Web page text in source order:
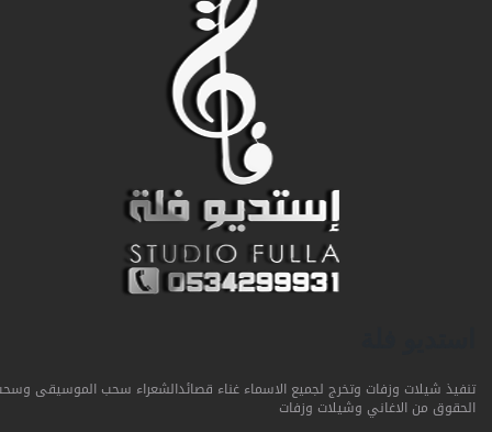
تنفيذ شيلات وزفات وتخرج لجميع الاسماء غناء قصائدالشعراء سحب الموسيقى وسحب
الحقوق من الاغاني وشيلات وزفات